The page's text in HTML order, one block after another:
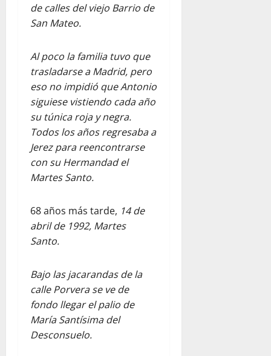
de calles del viejo Barrio de
San Mateo.
Al poco la familia tuvo que
trasladarse a Madrid, pero
eso no impidió que Antonio
siguiese vistiendo cada año
su túnica roja y negra.
Todos los años regresaba a
Jerez para reencontrarse
con su Hermandad el
Martes Santo.
68 años más tarde, 14 de
abril de 1992, Martes
Santo.
Bajo las jacarandas de la
calle Porvera se ve de
fondo llegar el palio de
María Santísima del
Desconsuelo.